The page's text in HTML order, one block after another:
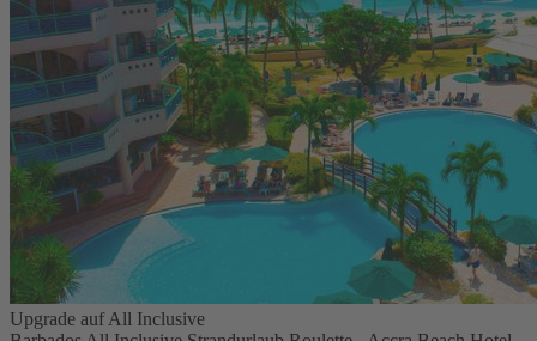
Upgrade auf All Inclusive